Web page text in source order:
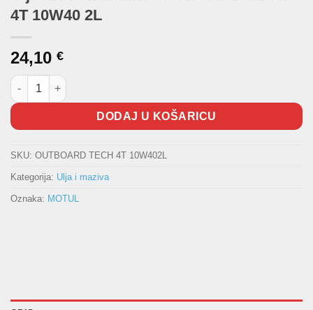
4T 10W40 2L
24,10 €
Ulje MOTUL Marine OUTBOARD TECH 4T 10W40 2L količina
DODAJ U KOŠARICU
SKU: OUTBOARD TECH 4T 10W402L
Kategorija: Ulja i maziva
Oznaka: MOTUL